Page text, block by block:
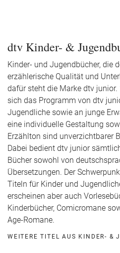
dtv Kinder- &
Kinder- und Jugendbücher, die
erzählerische Qualität und
dafür steht die Marke dtv
sich das Programm von dtv
Jugendliche sowie an junge
eine individuelle Gestaltung
Erzählton sind unverzichtbarer
Dabei bedient dtv junior
Bücher sowohl von
Übersetzungen. Der
Titeln für Kinder und
erscheinen aber auch
Kinderbücher, Comicromane
Age-Romane.
WEITERE TITEL AUS KINDER- &